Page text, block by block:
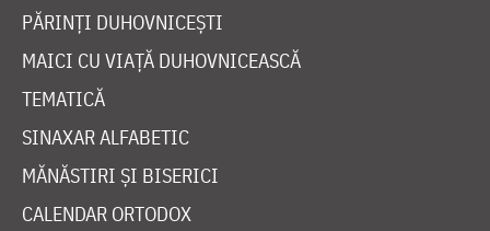
PĂRINȚI DUHOVNICEȘTI
MAICI CU VIAȚĂ DUHOVNICEASCĂ
TEMATICĂ
SINAXAR ALFABETIC
MĂNĂSTIRI ȘI BISERICI
CALENDAR ORTODOX